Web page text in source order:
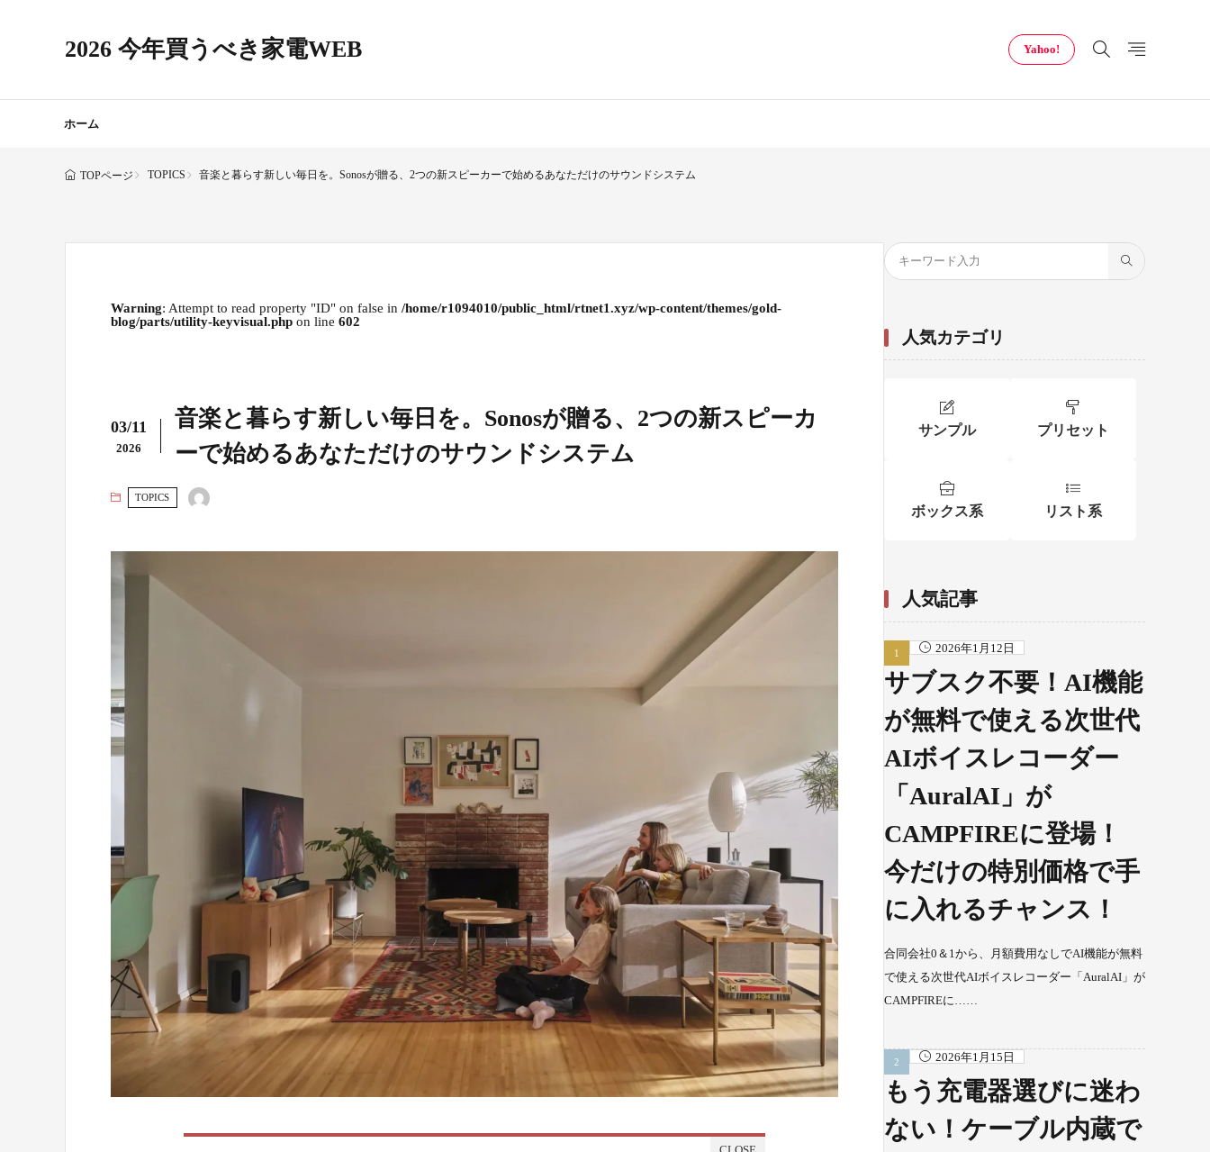
2026 今年買うべき家電WEB Yahoo!
ホーム
TOPページ TOPICS 音楽と暮らす新しい毎日を。Sonosが贈る、2つの新スピーカーで始めるあなただけのサウンドシステム
Warning: Attempt to read property "ID" on false in /home/r1094010/public_html/rtnet1.xyz/wp-content/themes/gold-
blog/parts/utility-keyvisual.php on line 602
03/11
2026
音楽と暮らす新しい毎日を。Sonosが贈る、2つの新スピーカ
ーで始めるあなただけのサウンドシステム
TOPICS
人気カテゴリ
サンプル プリセット
ボックス系 リスト系
人気記事
2026年1月12日
サブスク不要！AI機能
が無料で使える次世代
AIボイスレコーダー
「AuralAI」が
CAMPFIREに登場！
今だけの特別価格で手
に入れるチャンス！
合同会社0＆1から、月額費用なしでAI機能が無料
で使える次世代AIボイスレコーダー「AuralAI」が
CAMPFIREに……
2026年1月15日
もう充電器選びに迷わ
ない！ケーブル内蔵で